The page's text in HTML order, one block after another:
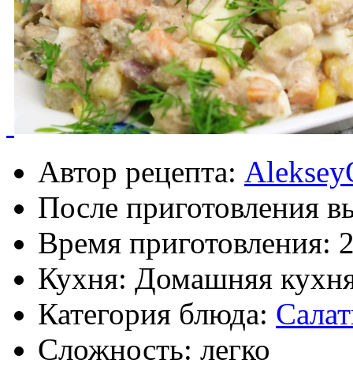
Автор рецепта:
После приготовления
Время приготовления:
Кухня: Домашняя
Категория блюда:
Сложность: легко